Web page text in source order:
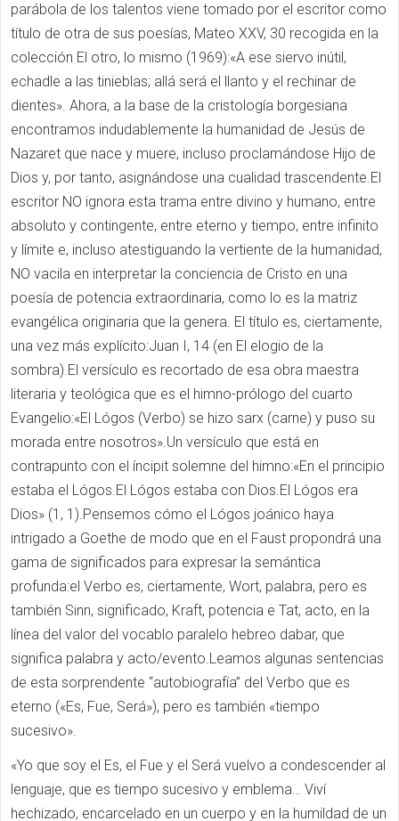
parábola de los talentos viene tomado por el escritor como
título de otra de sus poesías, Mateo XXV, 30 recogida en la
colección El otro, lo mismo (1969):«A ese siervo inútil,
echadle a las tinieblas; allá será el llanto y el rechinar de
dientes». Ahora, a la base de la cristología borgesiana
encontramos indudablemente la humanidad de Jesús de
Nazaret que nace y muere, incluso proclamándose Hijo de
Dios y, por tanto, asignándose una cualidad trascendente.El
escritor NO ignora esta trama entre divino y humano, entre
absoluto y contingente, entre eterno y tiempo, entre infinito
y límite e, incluso atestiguando la vertiente de la humanidad,
NO vacila en interpretar la conciencia de Cristo en una
poesía de potencia extraordinaria, como lo es la matriz
evangélica originaria que la genera. El título es, ciertamente,
una vez más explícito:Juan I, 14 (en El elogio de la
sombra).El versículo es recortado de esa obra maestra
literaria y teológica que es el himno-prólogo del cuarto
Evangelio:«El Lógos (Verbo) se hizo sarx (carne) y puso su
morada entre nosotros».Un versículo que está en
contrapunto con el íncipit solemne del himno:«En el principio
estaba el Lógos.El Lógos estaba con Dios.El Lógos era
Dios» (1, 1).Pensemos cómo el Lógos joánico haya
intrigado a Goethe de modo que en el Faust propondrá una
gama de significados para expresar la semántica
profunda:el Verbo es, ciertamente, Wort, palabra, pero es
también Sinn, significado, Kraft, potencia e Tat, acto, en la
línea del valor del vocablo paralelo hebreo dabar, que
significa palabra y acto/evento.Leamos algunas sentencias
de esta sorprendente “autobiografía” del Verbo que es
eterno («Es, Fue, Será»), pero es también «tiempo
sucesivo».
«Yo que soy el Es, el Fue y el Será vuelvo a condescender al
lenguaje, que es tiempo sucesivo y emblema… Viví
hechizado, encarcelado en un cuerpo y en la humildad de un